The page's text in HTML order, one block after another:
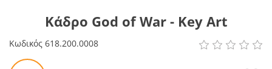
Κάδρο God of War - Key Art
Κωδικός 618.200.0008